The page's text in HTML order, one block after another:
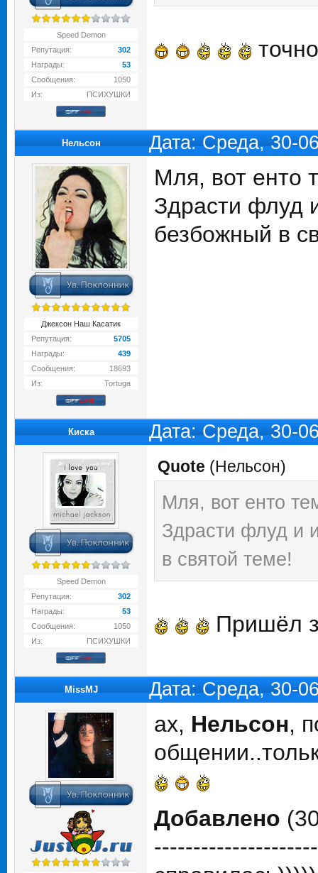
Speed Demon
Репутация:
302
Награды:
53
Сообщения:
1050
Из:
ПСИХУШКИ
Нельсон Дата: Среда, 30-
Джексон Наш Касатик
Репутация:
5705
Награды:
439
Сообщения:
18693
Из:
Tortuga
Мля, вот енто
Здрасти флуд
безбожный в
Киска Дата: Среда, 30-
Speed Demon
Репутация:
302
Награды:
53
Сообщения:
1050
Из:
ПСИХУШКИ
Quote (Нельсон)
Мля, вот енто
Здрасти флуд и
в святой теме!
Пришёл
MissMJ Дата: Среда, 30-
ах, Нельсон,
Добавлено